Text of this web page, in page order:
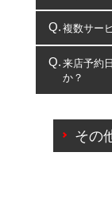
コクピッ
複数サー
複数サー
一部の商品
出来ないもの
来店予約
か？
ご来店予
の日時変
その